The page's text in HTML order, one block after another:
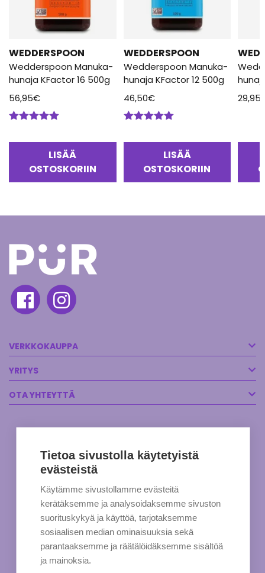
WEDDERSPOON
Wedderspoon Manuka-
hunaja KFactor 16 500g
56,95€
LISÄÄ
OSTOSKORIIN
WEDDERSPOON
Wedderspoon Manuka-
hunaja KFactor 12 500g
46,50€
LISÄÄ
OSTOSKORIIN
29,95
VERKKOKAUPPA
YRITYS
OTA YHTEYTTÄ
Tietoa sivustolla käytetyistä
evästeistä
Käytämme sivustollamme evästeitä
kerätäksemme ja analysoidaksemme sivuston
suorituskykyä ja käyttöä, tarjotaksemme
sosiaalisen median ominaisuuksia sekä
parantaaksemme ja räätälöidäksemme sisältöä
ja mainoksia.